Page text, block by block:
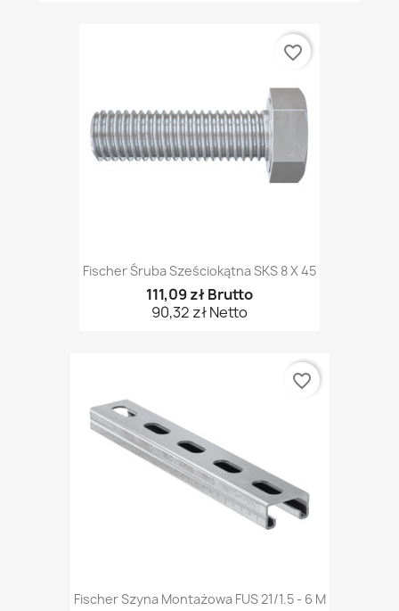
Fischer Śruba Sześciokątna SKS 8 X 45
111,09 zł Brutto
90,32 zł Netto
favorite_border
Fischer Szyna Montażowa FUS 21/1.5 - 6 M
favorite_border